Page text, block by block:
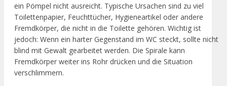
ein Pömpel nicht ausreicht. Typische Ursachen sind zu viel
Toilettenpapier, Feuchttücher, Hygieneartikel oder andere
Fremdkörper, die nicht in die Toilette gehören. Wichtig ist
jedoch: Wenn ein harter Gegenstand im WC steckt, sollte nicht
blind mit Gewalt gearbeitet werden. Die Spirale kann
Fremdkörper weiter ins Rohr drücken und die Situation
verschlimmern.